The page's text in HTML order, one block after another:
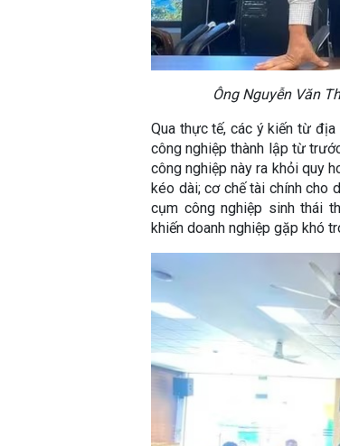
Ông Nguyễn Văn
Qua thực tế, các ý kiến từ
công nghiệp thành lập từ
công nghiệp này ra khỏi quy
kéo dài; cơ chế tài chính cho
cụm công nghiệp sinh thái
khiến doanh nghiệp gặp khó